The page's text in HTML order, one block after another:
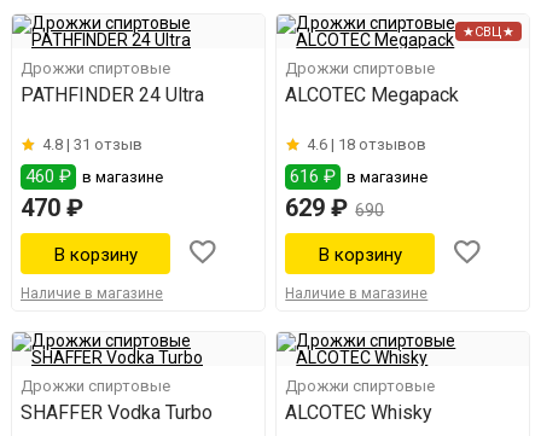
Дрожжи спиртовые
PATHFINDER 24 Ultra
4.8 | 31 отзыв
460 ₽ в магазине
470 ₽
Наличие в магазине
★СВЦ★
Дрожжи спиртовые
ALCOTEC Megapack
4.6 | 18 отзывов
616 ₽ в магазине
629 ₽ 690
Наличие в магазине
Дрожжи спиртовые
SHAFFER Vodka Turbo
Дрожжи спиртовые
ALCOTEC Whisky